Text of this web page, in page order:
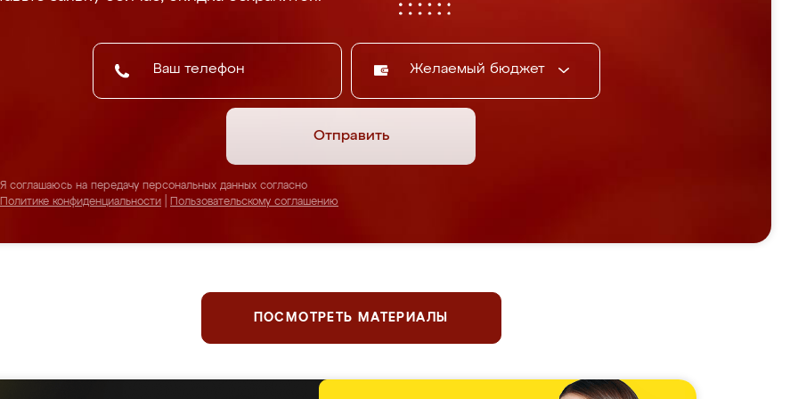
Желаемый бюджет
Отправить
Я соглашаюсь на передачу персональных данных согласно
Политике конфиденциальности
Пользовательскому соглашению
ПОСМОТРЕТЬ МАТЕРИАЛЫ